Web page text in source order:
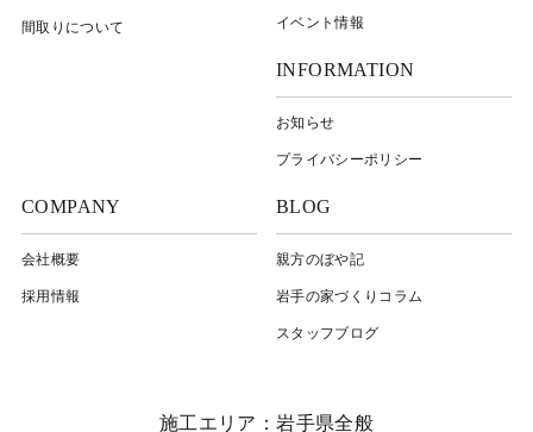
間取りについて イベント情報
INFORMATION
お知らせ
プライバシーポリシー
COMPANY
会社概要
採用情報
BLOG
親方のぼや記
岩⼿の家づくりコラム
スタッフブログ
施工エリア：岩手県全般